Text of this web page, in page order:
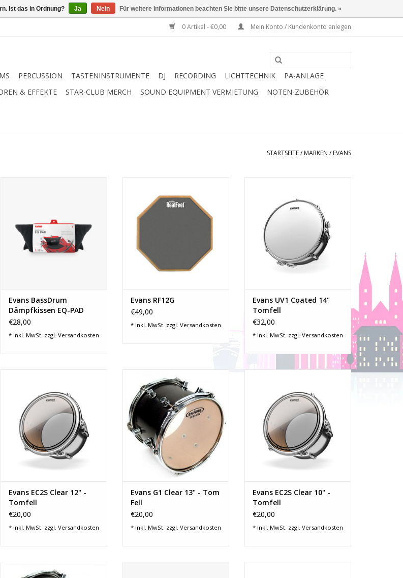
0 Artikel - €0,00 Mein Konto / Kundenkonto anlegen
PERCUSSION TASTENINSTRUMENTE DJ RECORDING LICHTTECHNIK
PA-ANLAGE
& EFFEKTE STAR-CLUB MERCH SOUND EQUIPMENT VERMIETUNG
NOTEN-ZUBEHÖR
STARTSEITE/ MARKEN / EVANS
Ansprache und Sustain erheblich
besser kontrollieren wird mittels
Klettband in der Bassdrumm
befestigt
Evans BassDrum
Dämpfkissen EQ-PAD
€28,00
* Inkl. MwSt. zzgl. Versandkosten
ZUM WARENKORB HINZUFÜGEN
Evans RF12G
€49,00
* Inkl. MwSt. zzgl. Versandkosten
B14UV1
Produktionsland: USA
ZUM WARENKORB HINZUFÜGEN
Evans UV1 Coated 14"
Tomfell
€32,00
* Inkl. MwSt. zzgl. Versandkosten
Felltyp: 2-lagig
Farbe: Transparent
Oberfläche: glatt
Dämpfung: Dämpfungsring
Produkt-Code: TT12EC2S
ZUM WARENKORB HINZUFÜGEN
Evans EC2S Clear 12" -
Tomfell
€20,00
* Inkl. MwSt. zzgl. Versandkosten
Durchmesser: 13" (33,02 cm)
Felltyp: 1-lagig
Farbe: Transparent
Oberfläche: glatt
Produkt-Code: TT13G1
ZUM WARENKORB HINZUFÜGEN
Evans G1 Clear 13" - Tom
Fell
€20,00
* Inkl. MwSt. zzgl. Versandkosten
Felltyp: 2-lagig
Farbe: Transparent
Oberfläche: glatt
Dämpfung: Dämpfungsring
Produkt-Code: TT10EC2S
ZUM WARENKORB HINZUFÜGEN
Evans EC2S Clear 10" -
Tomfell
€20,00
* Inkl. MwSt. zzgl. Versandkosten
Ist das in Ordnung? Ja Nein Für weitere Informationen beachten Sie bitte unsere Datenschutzerklärung. »